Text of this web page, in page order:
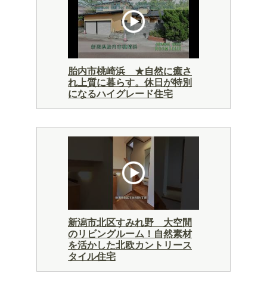
胎内市桃崎浜 ★自然に癒さ
れ上質に暮らす。休日が特別
になるハイグレード住宅
新潟市北区すみれ野 大空間
のリビングルーム！自然素材
を活かした北欧カントリース
タイル住宅